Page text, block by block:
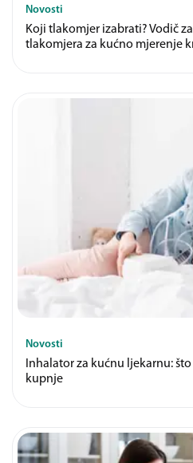
Novosti
Koji tlakomjer izabrati? Vodič
tlakomjera za kućno mjerenje
Novosti
Inhalator za kućnu ljekarnu:
kupnje